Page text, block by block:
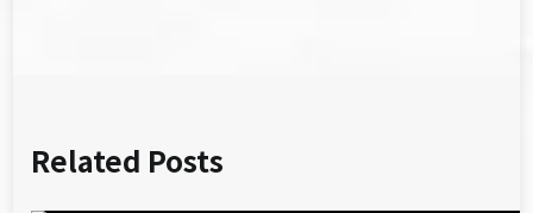
Related Posts